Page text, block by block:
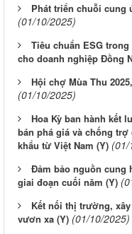
Phát triển chuỗi cung
(01/10/2025)
Tiêu chuẩn ESG
cho doanh nghiệp Đồng
Hội chợ Mùa Thu
(01/10/2025)
Hoa Kỳ ban hành kết
bán phá giá và chống
khẩu từ Việt Nam (Y) (01/
Đảm bảo nguồn cung
giai đoạn cuối năm (Y)
Kết nối thị trường,
vươn xa (Y) (01/10/2025)